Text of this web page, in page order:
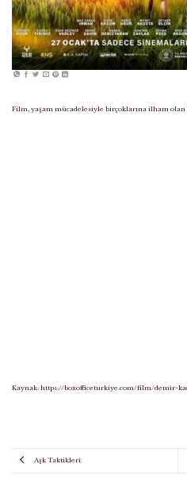
Film, yaşam mücadelesiyle birçoklarına ilham olan
Kaynak: https://boxofficeturkiye.com/film/demir-
Aşk Taktikleri